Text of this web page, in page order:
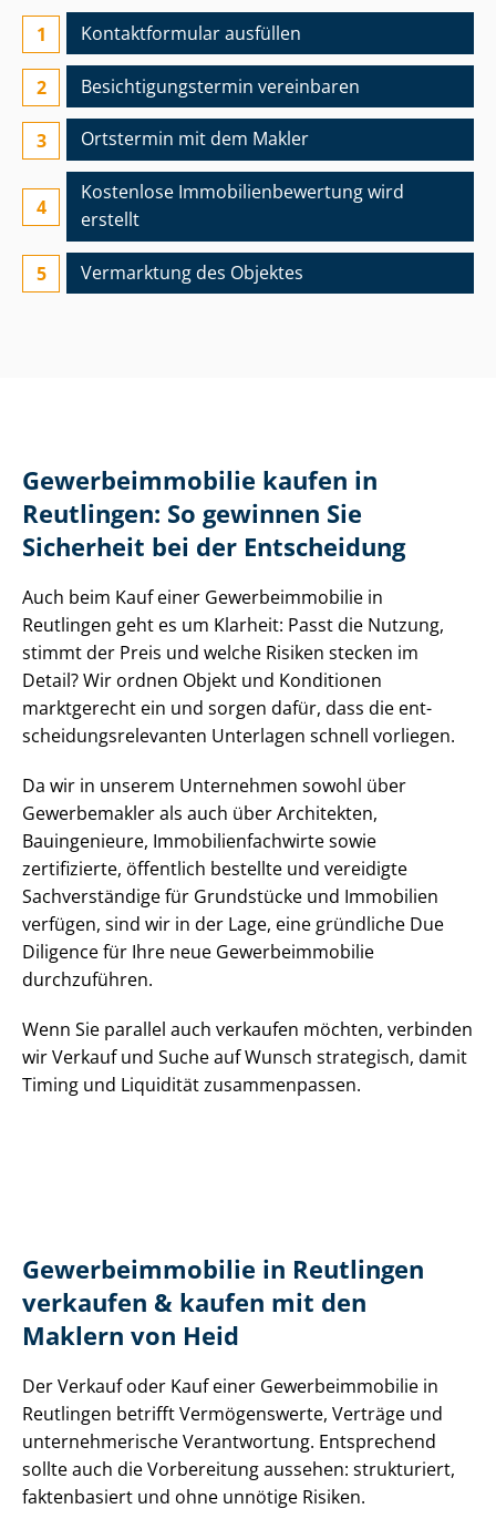
Kontaktformular ausfüllen
Besichtigungs­termin vereinbaren
Ortstermin mit dem Makler
Kostenlose Im­mo­bi­li­en­be­wer­tung wird
erstellt
Vermarktung des Objektes
Ge­wer­be­im­mo­bi­lie kaufen in
Reutlingen: So gewinnen Sie
Sicherheit bei der Entscheidung
Auch beim Kauf einer Ge­wer­be­im­mo­bi­lie in
Reutlingen geht es um Klarheit: Passt die Nutzung,
stimmt der Preis und welche Risiken stecken im
Detail? Wir ordnen Objekt und Konditionen
marktgerecht ein und sorgen dafür, dass die ent­
schei­dungs­re­le­van­ten Unterlagen schnell vorliegen.
Da wir in unserem Unternehmen sowohl über
Gewerbemakler als auch über Architekten,
Bauingenieure, Im­mo­bi­li­en­fach­wir­te sowie
zertifizierte, öffentlich bestellte und vereidigte
Sachverständige für Grundstücke und Immobilien
verfügen, sind wir in der Lage, eine gründliche Due
Diligence für Ihre neue Ge­wer­be­im­mo­bi­lie
durchzuführen.
Wenn Sie parallel auch verkaufen möchten, verbinden
wir Verkauf und Suche auf Wunsch strategisch, damit
Timing und Liquidität zusammenpassen.
Ge­wer­be­im­mo­bi­lie in Reutlingen
verkaufen & kaufen mit den
Maklern von Heid
Der Verkauf oder Kauf einer Ge­wer­be­im­mo­bi­lie in
Reutlingen betrifft Vermögenswerte, Verträge und
un­ter­neh­me­ri­sche Verantwortung. Entsprechend
sollte auch die Vorbereitung aussehen: strukturiert,
faktenbasiert und ohne unnötige Risiken.